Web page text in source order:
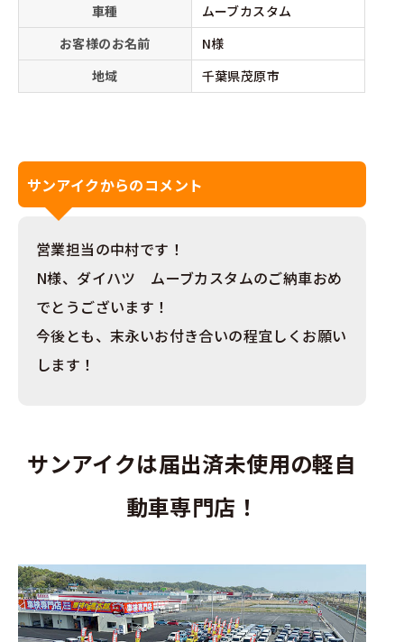
車種
ムーブカスタム
お客様のお名前
N様
地域
千葉県茂原市
サンアイクからのコメント
営業担当の中村です！
N様、ダイハツ ムーブカスタムのご納車おめ
でとうございます！
今後とも、末永いお付き合いの程宜しくお願い
します！
サンアイクは届出済未使用の軽自
動車専門店！